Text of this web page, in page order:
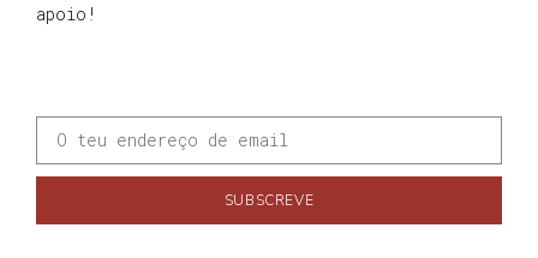
apoio!
SUBSCREVE